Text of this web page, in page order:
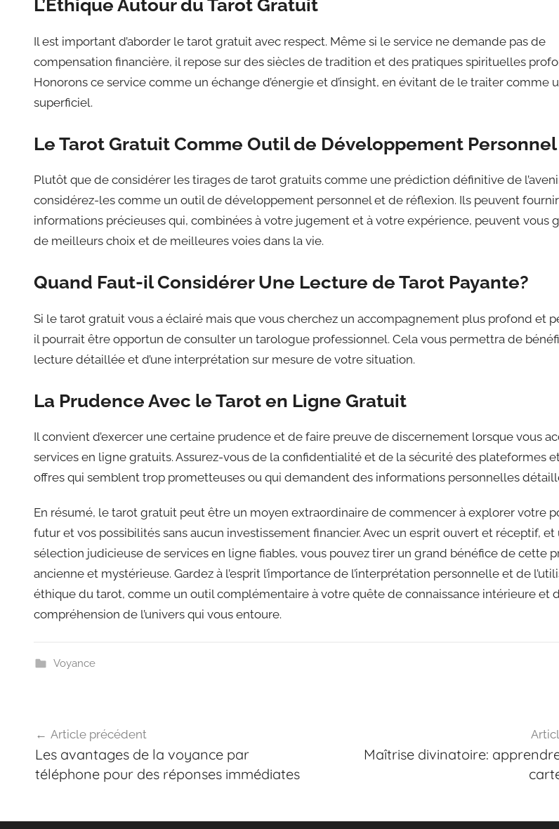
L’Éthique Autour du Tarot Gratuit
Il est important d’aborder le tarot gratuit avec respect. Même si le service ne demande pas de
compensation financière, il repose sur des siècles de tradition et des pratiques spirituelles
Honorons ce service comme un échange d’énergie et d’insight, en évitant de le traiter comme
superficiel.
Le Tarot Gratuit Comme Outil de Développement Personnel
Plutôt que de considérer les tirages de tarot gratuits comme une prédiction définitive de
considérez-les comme un outil de développement personnel et de réflexion. Ils peuvent
informations précieuses qui, combinées à votre jugement et à votre expérience, peuvent vous
de meilleurs choix et de meilleures voies dans la vie.
Quand Faut-il Considérer Une Lecture de Tarot Payante?
Si le tarot gratuit vous a éclairé mais que vous cherchez un accompagnement plus profond et
il pourrait être opportun de consulter un tarologue professionnel. Cela vous permettra de
lecture détaillée et d’une interprétation sur mesure de votre situation.
La Prudence Avec le Tarot en Ligne Gratuit
Il convient d’exercer une certaine prudence et de faire preuve de discernement lorsque vous
services en ligne gratuits. Assurez-vous de la confidentialité et de la sécurité des plateformes
offres qui semblent trop prometteuses ou qui demandent des informations personnelles
En résumé, le tarot gratuit peut être un moyen extraordinaire de commencer à explorer votre
futur et vos possibilités sans aucun investissement financier. Avec un esprit ouvert et réceptif, et
sélection judicieuse de services en ligne fiables, vous pouvez tirer un grand bénéfice de cette
ancienne et mystérieuse. Gardez à l’esprit l’importance de l’interprétation personnelle et de
éthique du tarot, comme un outil complémentaire à votre quête de connaissance intérieure et
compréhension de l’univers qui vous entoure.
Voyance
de
l’article
Article précédent
Les avantages de la voyance par
téléphone pour des réponses immédiates
Maîtrise divinatoire: